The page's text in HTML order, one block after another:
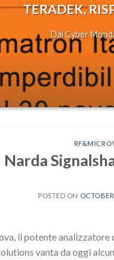
TERADEK,
Dal Cyber
Narda
POSTED ON
il potente
vanta da oggi